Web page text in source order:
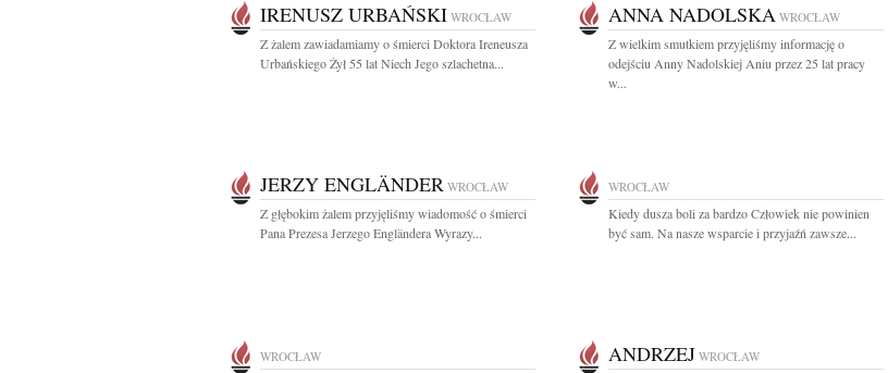
IRENUSZ URBAŃSKI WROCŁAW
Z żalem zawiadamiamy o śmierci Doktora Ireneusza
Urbańskiego Żył 55 lat Niech Jego szlachetna...
ANNA NADOLSKA WROCŁAW
Z wielkim smutkiem przyjęliśmy informację o
odejściu Anny Nadolskiej Aniu przez 25 lat pracy
w...
JERZY ENGLÄNDER WROCŁAW
Z głębokim żalem przyjęliśmy wiadomość o śmierci
Pana Prezesa Jerzego Engländera Wyrazy...
WROCŁAW
Kiedy dusza boli za bardzo Człowiek nie powinien
być sam. Na nasze wsparcie i przyjaźń zawsze...
WROCŁAW ANDRZEJ WROCŁAW